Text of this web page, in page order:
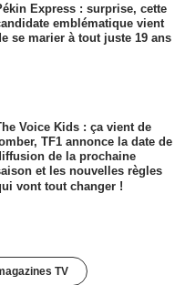
Express : surprise, cette
emblématique vient
se marier à tout juste 19 ans
Voice Kids : ça vient de
TF1 annonce la date de
de la prochaine
et les nouvelles règles
vont tout changer !
TV